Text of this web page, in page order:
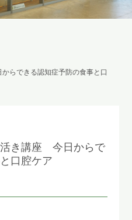
らできる認知症予防の食事と口
活き講座 今日からで
口腔ケア